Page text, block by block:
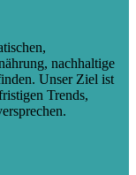
nachhaltige
Unser Ziel ist
Trends,